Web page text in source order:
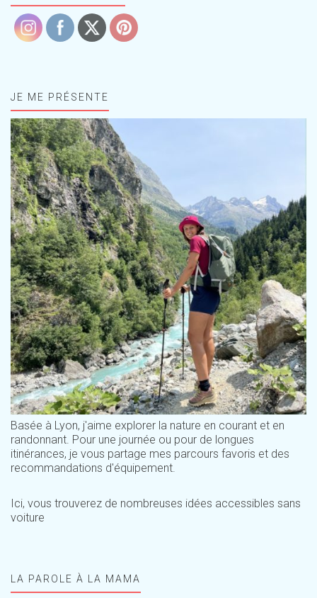
JE ME PRÉSENTE
Basée à Lyon, j'aime explorer la nature en courant et en
randonnant. Pour une journée ou pour de longues
itinérances, je vous partage mes parcours favoris et des
recommandations d'équipement.
Ici, vous trouverez de nombreuses idées accessibles sans
voiture
LA PAROLE À LA MAMA